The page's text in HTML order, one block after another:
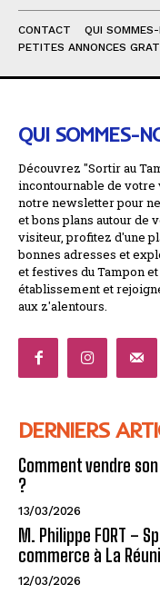
CONTACT QUI
PETITES ANNONCES
QUI SOMMES-
Découvrez "Sortir au
incontournable de
notre newsletter pour
et bons plans autour de
visiteur, profitez d'une
bonnes adresses et
et festives du Tampon
établissement et
aux z'alentours.
DERNIERS
Comment vendre
?
13/03/2026
M. Philippe FORT –
commerce à La
12/03/2026